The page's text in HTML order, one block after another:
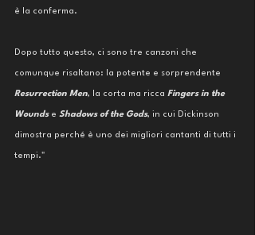
è la conferma.
Dopo tutto questo, ci sono tre canzoni che
comunque risaltano: la potente e sorprendente
Resurrection Men, la corta ma ricca Fingers in the
Wounds e Shadows of the Gods, in cui Dickinson
dimostra perché è uno dei migliori cantanti di tutti i
tempi."